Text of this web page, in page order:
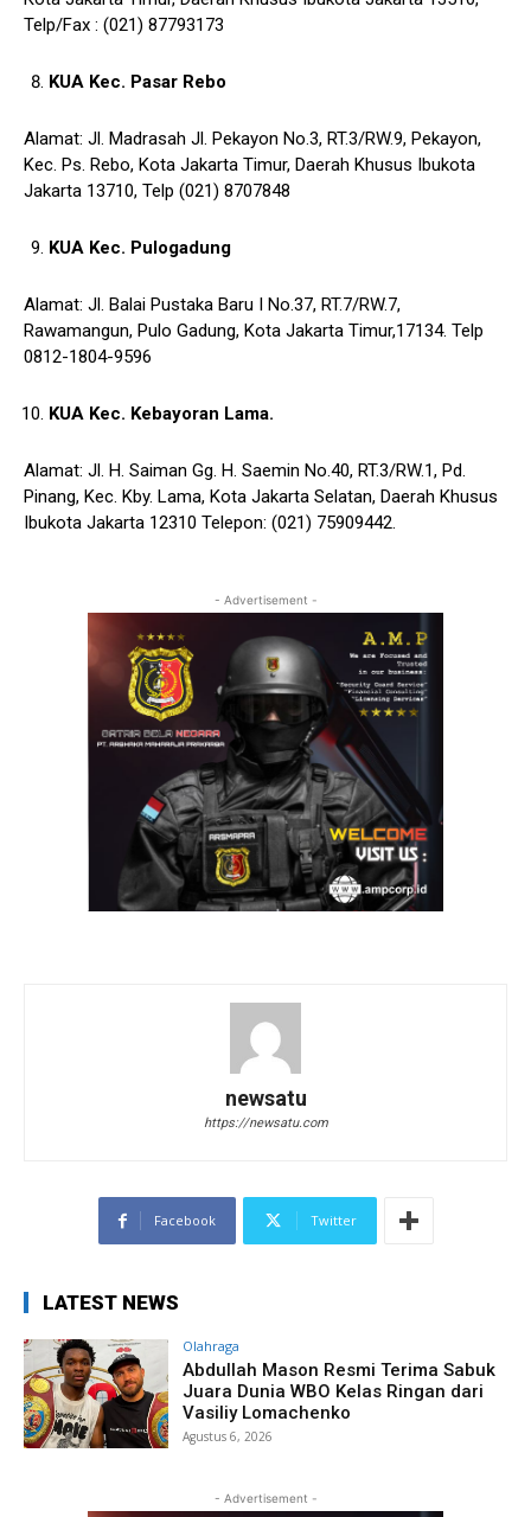
Telp/Fax : (021) 87793173
KUA Kec. Pasar Rebo
Alamat: Jl. Madrasah Jl. Pekayon No.3, RT.3/RW.9, Pekayon,
Kec. Ps. Rebo, Kota Jakarta Timur, Daerah Khusus Ibukota
Jakarta 13710, Telp (021) 8707848
KUA Kec. Pulogadung
Alamat: Jl. Balai Pustaka Baru I No.37, RT.7/RW.7,
Rawamangun, Pulo Gadung, Kota Jakarta Timur,17134. Telp
0812-1804-9596
KUA Kec. Kebayoran Lama.
Alamat: Jl. H. Saiman Gg. H. Saemin No.40, RT.3/RW.1, Pd.
Pinang, Kec. Kby. Lama, Kota Jakarta Selatan, Daerah Khusus
Ibukota Jakarta 12310 Telepon: (021) 75909442.
- Advertisement -
newsatu
https://newsatu.com
Facebook Twitter
LATEST NEWS
Olahraga
Abdullah Mason Resmi Terima Sabuk
Juara Dunia WBO Kelas Ringan dari
Vasiliy Lomachenko
Agustus 6, 2026
- Advertisement -